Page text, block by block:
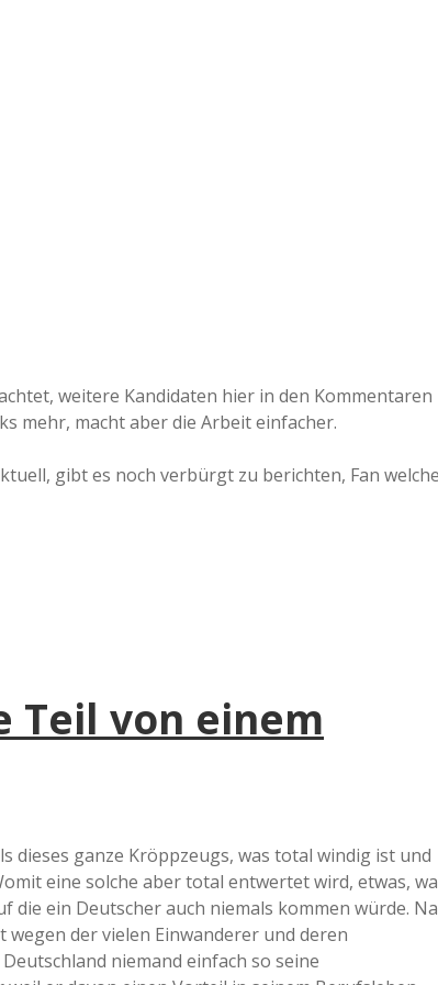
weitere Kandidaten hier in den Kommentaren
mehr, macht aber die Arbeit einfacher.
gibt es noch verbürgt zu berichten, Fan
Teil von einem
dieses ganze Kröppzeugs, was total windig ist und
eine solche aber total entwertet wird, etwas,
die ein Deutscher auch niemals kommen würde. Na
der vielen Einwanderer und deren
niemand einfach so seine